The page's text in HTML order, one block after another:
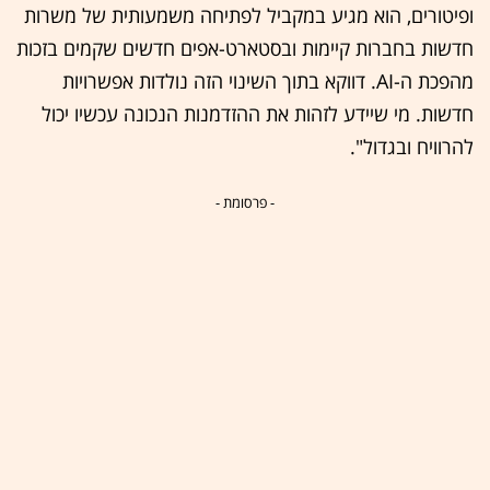
ופיטורים, הוא מגיע במקביל לפתיחה משמעותית של משרות
חדשות בחברות קיימות ובסטארט-אפים חדשים שקמים בזכות
מהפכת ה-AI. דווקא בתוך השינוי הזה נולדות אפשרויות
חדשות. מי שיידע לזהות את ההזדמנות הנכונה עכשיו יכול
להרוויח ובגדול".
- פרסומת -